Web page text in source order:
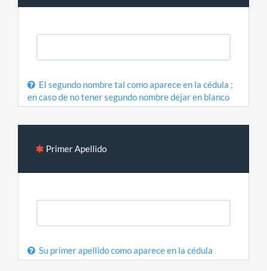
El segundo nombre tal como aparece en la cédula ;
en caso de no tener segundo nombre dejar en blanco
Primer Apellido
Su primer apellido como aparece en la cédula